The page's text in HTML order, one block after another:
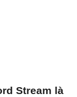
Stream là